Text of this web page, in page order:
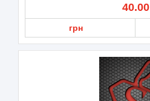
40.00
грн